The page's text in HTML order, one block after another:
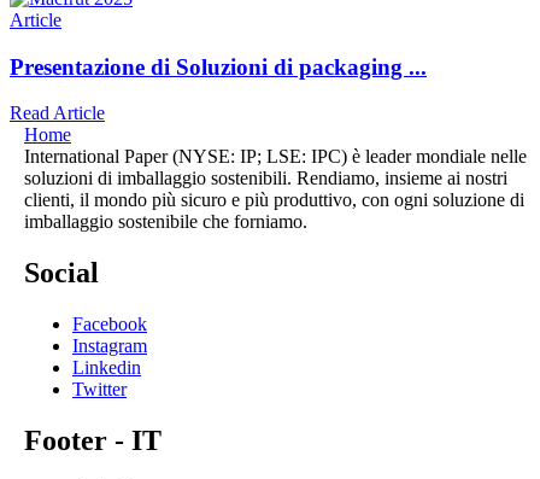
Article
Presentazione di Soluzioni di packaging ...
Read Article
Home
International Paper (NYSE: IP; LSE: IPC) è leader mondiale nelle
soluzioni di imballaggio sostenibili. Rendiamo, insieme ai nostri
clienti, il mondo più sicuro e più produttivo, con ogni soluzione di
imballaggio sostenibile che forniamo.
Social
Facebook
Instagram
Linkedin
Twitter
Footer - IT